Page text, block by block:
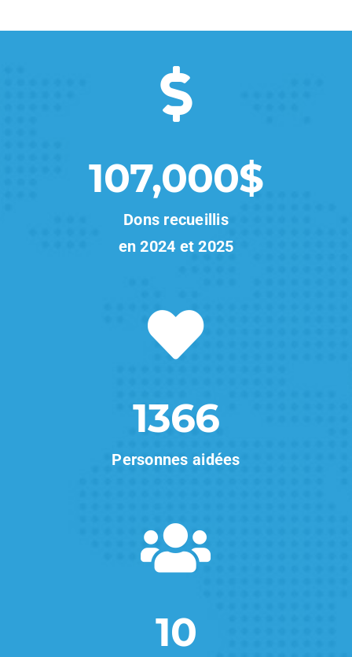
107,000$
Dons recueillis
en 2024 et 2025
1366
Personnes aidées
10